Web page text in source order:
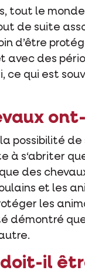
tout le
de suite
d’être
des
ce qui est
possibilité
à s‘abriter
des
et les
les
démontré
doit-il